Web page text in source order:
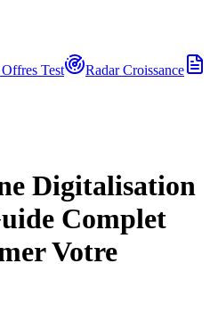
Offres Test
Radar Croissance
Digitalisation
Complet
Votre